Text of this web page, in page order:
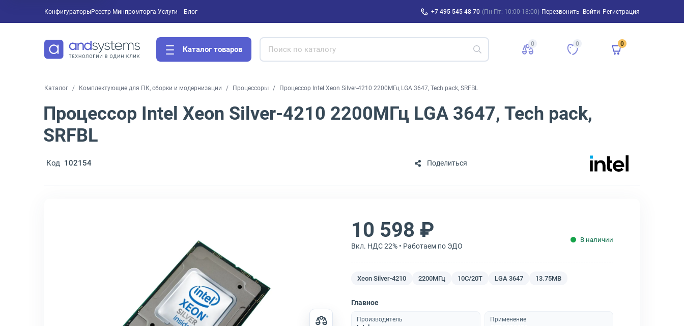
Конфигураторы Услуги
Реестр Минпромторга Блог +7 495 545 48 70 (Пн-Пт: 10:00-18:00) Перезвонить Войти Регистрация
Каталог товаров
0 0 0
Каталог Комплектующие для ПК, сборки и модернизации Процессоры Процессор Intel Xeon Silver-4210 2200МГц LGA 3647, Tech pack, SRFBL
Процессор Intel Xeon Silver-4210 2200МГц LGA 3647, Tech pack,
SRFBL
Код 102154 Поделиться
10 598 ₽
Вкл. НДС 22% • Работаем по ЭДО
В наличии
Xeon Silver-4210 2200МГц 10C/20T LGA 3647 13.75MB
Главное
Производитель Применение